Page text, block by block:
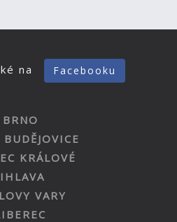
na Facebooku
BRNO
BUDĚJOVICE
KRÁLOVÉ
VARY